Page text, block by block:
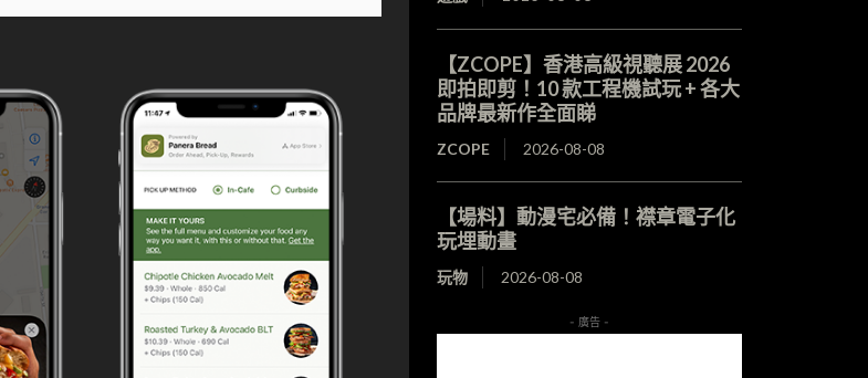
【ZCOPE】香港高級視聽展 2026
即拍即剪！10 款工程機試玩 + 各大
品牌最新作全面睇
ZCOPE 2026-08-08
【場料】動漫宅必備！襟章電子化
玩埋動畫
玩物 2026-08-08
- 廣告 -